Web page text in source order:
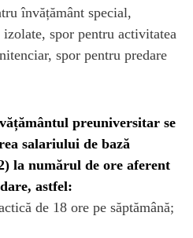
învățământ special,
spor pentru activitatea
spor pentru predare
preuniversitar se
salariului de bază
la numărul de ore aferent
astfel:
de 18 ore pe săptămână;